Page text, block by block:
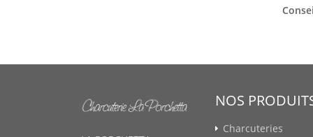
NOS
Charcuteries